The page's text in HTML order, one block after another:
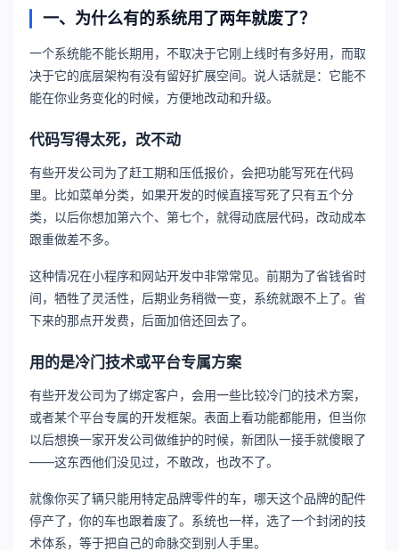
一、为什么有的系统用了两年就废了？
一个系统能不能长期用，不取决于它刚上线时有多好用，而取
决于它的底层架构有没有留好扩展空间。说人话就是：它能不
能在你业务变化的时候，方便地改动和升级。
代码写得太死，改不动
有些开发公司为了赶工期和压低报价，会把功能写死在代码
里。比如菜单分类，如果开发的时候直接写死了只有五个分
类，以后你想加第六个、第七个，就得动底层代码，改动成本
跟重做差不多。
这种情况在小程序和网站开发中非常常见。前期为了省钱省时
间，牺牲了灵活性，后期业务稍微一变，系统就跟不上了。省
下来的那点开发费，后面加倍还回去了。
用的是冷门技术或平台专属方案
有些开发公司为了绑定客户，会用一些比较冷门的技术方案，
或者某个平台专属的开发框架。表面上看功能都能用，但当你
以后想换一家开发公司做维护的时候，新团队一接手就傻眼了
——这东西他们没见过，不敢改，也改不了。
就像你买了辆只能用特定品牌零件的车，哪天这个品牌的配件
停产了，你的车也跟着废了。系统也一样，选了一个封闭的技
术体系，等于把自己的命脉交到别人手里。